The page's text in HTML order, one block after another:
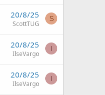
20/8/25
ScottTUG
S
20/8/25
IlseVargo
I
20/8/25
IlseVargo
I